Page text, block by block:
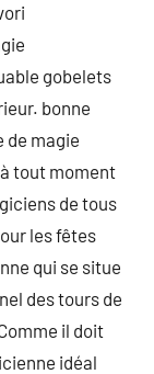
gobelets
bonne
de magie
tout moment
de tous
les fêtes
qui se situe
des tours de
il doit
idéal